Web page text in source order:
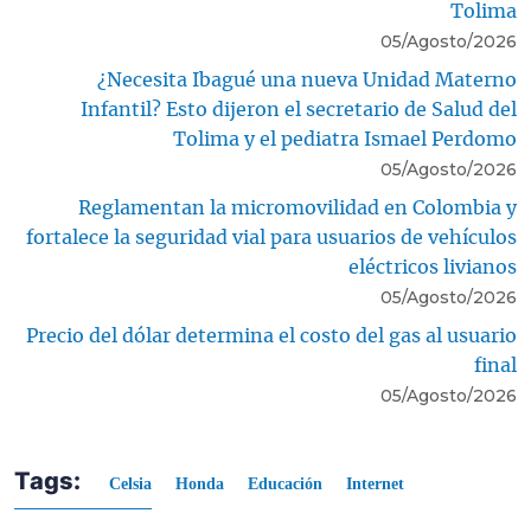
Tolima
05/Agosto/2026
¿Necesita Ibagué una nueva Unidad Materno
Infantil? Esto dijeron el secretario de Salud del
Tolima y el pediatra Ismael Perdomo
05/Agosto/2026
Reglamentan la micromovilidad en Colombia y
fortalece la seguridad vial para usuarios de vehículos
eléctricos livianos
05/Agosto/2026
Precio del dólar determina el costo del gas al usuario
final
05/Agosto/2026
Tags: Celsia Honda Educación Internet